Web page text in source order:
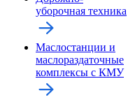
уборочная техника
Маслостанции и
маслораздаточные
комплексы с КМУ